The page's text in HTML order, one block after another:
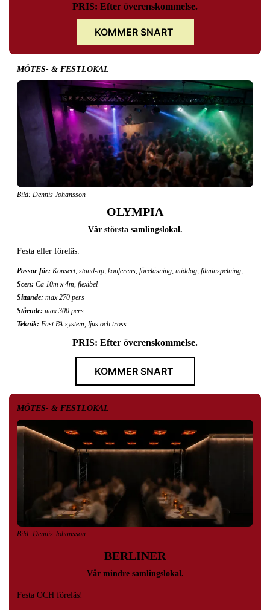
PRIS: Efter överenskommelse.
KOMMER SNART
MÖTES- & FESTLOKAL
Bild: Dennis Johansson
OLYMPIA
Vår största samlingslokal.
Festa eller föreläs.
Passar för: Konsert, stand-up, konferens, föreläsning, middag, filminspelning,
Scen: Ca 10m x 4m, flexibel
Sittande: max 270 pers
Stående: max 300 pers
Teknik: Fast PA-system, ljus och tross.
PRIS: Efter överenskommelse.
KOMMER SNART
MÖTES- & FESTLOKAL
Bild: Dennis Johansson
BERLINER
Vår mindre samlingslokal.
Festa OCH föreläs!